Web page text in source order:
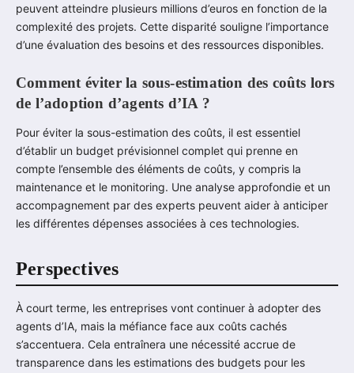
peuvent atteindre plusieurs millions d’euros en fonction de la
complexité des projets. Cette disparité souligne l’importance
d’une évaluation des besoins et des ressources disponibles.
Comment éviter la sous-estimation des coûts lors
de l’adoption d’agents d’IA ?
Pour éviter la sous-estimation des coûts, il est essentiel
d’établir un budget prévisionnel complet qui prenne en
compte l’ensemble des éléments de coûts, y compris la
maintenance et le monitoring. Une analyse approfondie et un
accompagnement par des experts peuvent aider à anticiper
les différentes dépenses associées à ces technologies.
Perspectives
À court terme, les entreprises vont continuer à adopter des
agents d’IA, mais la méfiance face aux coûts cachés
s’accentuera. Cela entraînera une nécessité accrue de
transparence dans les estimations des budgets pour les